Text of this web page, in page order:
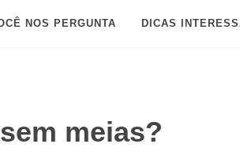
NOS PERGUNTA DICAS
meias?